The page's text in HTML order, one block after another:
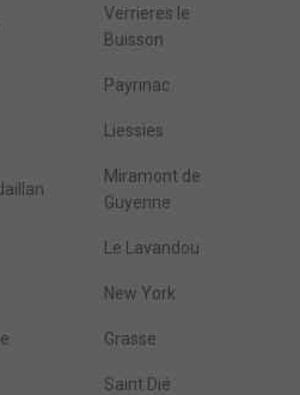
Verrieres le
Buisson
Payrinac
Liessies
Miramont de
Guyenne
Le Lavandou
New York
Grasse
Saint Dié